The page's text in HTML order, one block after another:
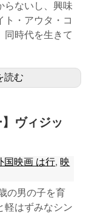
らないし、興味
・アウタ・コ
同時代を生きて
読む
】ヴィジッ
国映画 は行, 映
の男の子を育
軽はずみなシン